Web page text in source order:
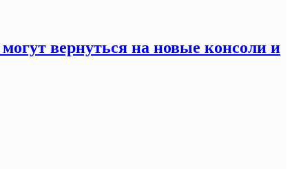
вернуться на новые консоли и